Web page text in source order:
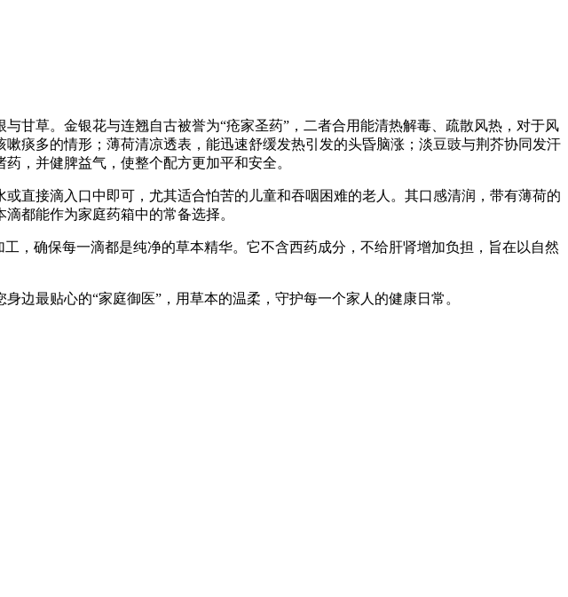
甘草。金银花与连翘自古被誉为“疮家圣药”，二者合用能清热解毒、疏散风热，对于风
痰多的情形；薄荷清凉透表，能迅速舒缓发热引发的头昏脑涨；淡豆豉与荆芥协同发汗
，并健脾益气，使整个配方更加平和安全。
直接滴入口中即可，尤其适合怕苦的儿童和吞咽困难的老人。其口感清润，带有薄荷的
都能作为家庭药箱中的常备选择。
，确保每一滴都是纯净的草本精华。它不含西药成分，不给肝肾增加负担，旨在以自然
边最贴心的“家庭御医”，用草本的温柔，守护每一个家人的健康日常。